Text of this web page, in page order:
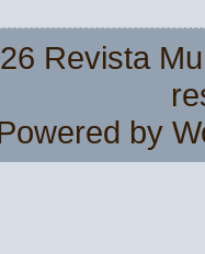
Revista
by